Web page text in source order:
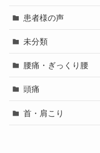
患者様の声
未分類
腰痛・ぎっくり腰
頭痛
首・肩こり